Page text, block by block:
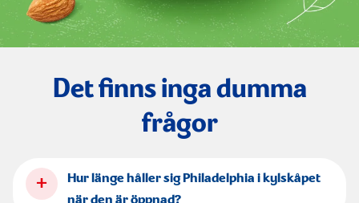
Det finns inga dumma
frågor
+
Hur länge håller sig Philadelphia i kylskåpet